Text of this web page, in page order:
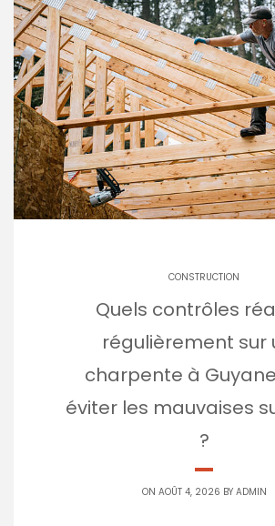
CONSTRUCTION
Quels contrôles
régulièrement sur
charpente à
éviter les mauvaises
?
ON AOÛT 4, 2026 BY ADMIN